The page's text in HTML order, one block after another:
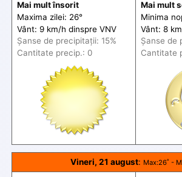
Mai mult însorit
Maxima zilei: 26°
Vânt: 9 km/h dinspre VNV
Șanse de precipitații: 15%
Cantitate precip.: 0
Mai mult
Minima
Vânt: 8
Șanse de
Cantitate
Vineri, 21 august: Max:26˚ -